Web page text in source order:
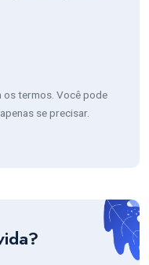
os termos. Você pode
se precisar.